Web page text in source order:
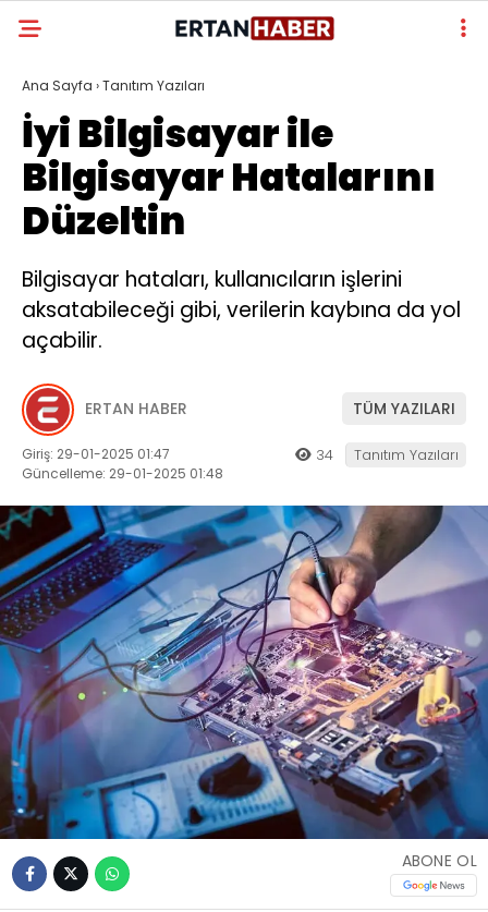
Ana Sayfa ›Tanıtım Yazıları
İyi Bilgisayar ile
Bilgisayar Hatalarını
Düzeltin
Bilgisayar hataları, kullanıcıların işlerini
aksatabileceği gibi, verilerin kaybına da yol
açabilir.
ERTAN HABER TÜM YAZILARI
Giriş: 29-01-2025 01:47
Güncelleme: 29-01-2025 01:48
34 Tanıtım Yazıları
ABONE OL